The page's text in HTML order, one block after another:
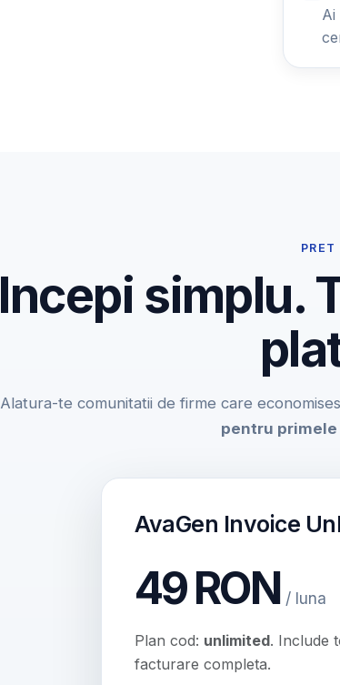
Ai
Incepi simplu.
Alatura-te comunitatii de firme care
pentru
AvaGen Invoice
49 RON / luna
Plan cod: unlimited. Include
facturare completa.